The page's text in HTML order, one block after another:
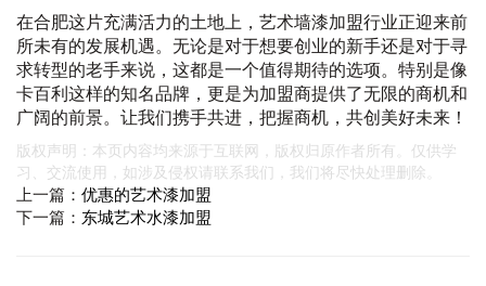
在合肥这片充满活力的土地上，艺术墙漆加盟行业正迎来前
所未有的发展机遇。无论是对于想要创业的新手还是对于寻
求转型的老手来说，这都是一个值得期待的选项。特别是像
卡百利这样的知名品牌，更是为加盟商提供了无限的商机和
广阔的前景。让我们携手共进，把握商机，共创美好未来！
版权声明：本页内容均来源于互联网，版权归原作者所有。仅供学
习、交流使用，如涉及侵权请联系我们，我们将尽快处理删除。
上一篇： 优惠的艺术漆加盟
下一篇： 东城艺术水漆加盟